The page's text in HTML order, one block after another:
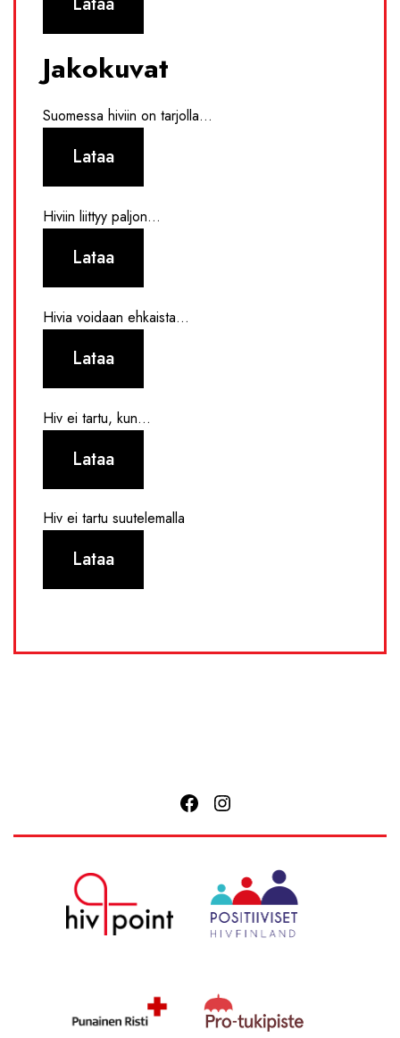
Jakokuvat
Suomessa hiviin on tarjolla...
Lataa
Hiviin liittyy paljon...
Lataa
Hivia voidaan ehkaista...
Lataa
Hiv ei tartu, kun...
Lataa
Hiv ei tartu suutelemalla
Lataa
Facebook